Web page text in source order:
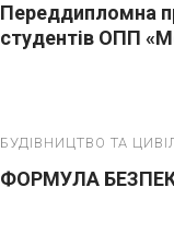
Переддипломна
студентів ОПП
БУДІВНИЦТВО ТА
ФОРМУЛА